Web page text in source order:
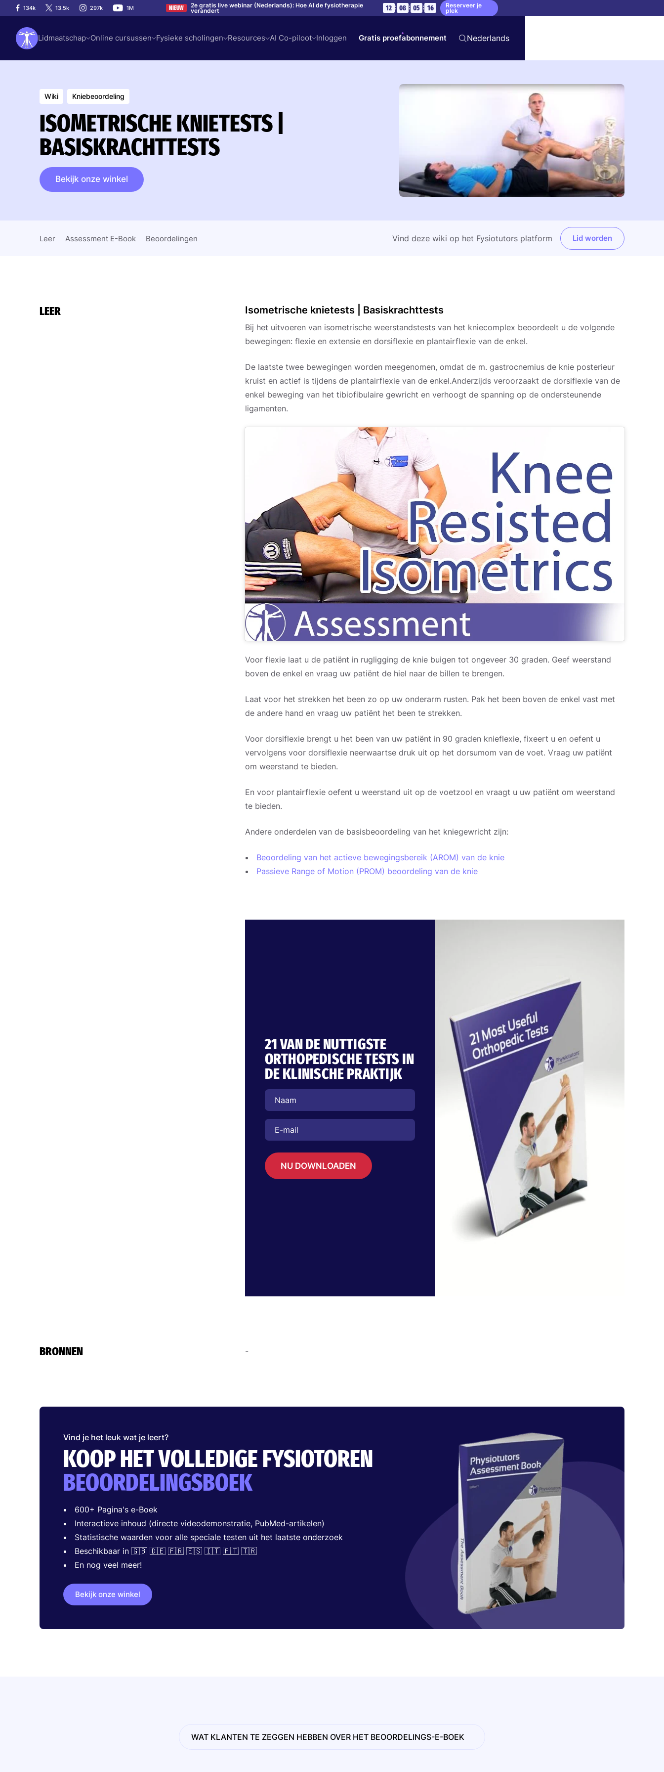
134k 13.5k 297k 1M NIEUW 2e gratis live webinar (Nederlands): Hoe AI de fysiotherapie
verandert 12 : 08 : 05 : 15 Reserveer je
plek
Lidmaatschap Online cursussen Fysieke scholingen Resources AI Co-piloot Inloggen Gratis proefabonnement Nederlands
Wiki Kniebeoordeling
ISOMETRISCHE KNIETESTS |
BASISKRACHTTESTS
Bekijk onze winkel
Leer Assessment E-Book Beoordelingen Vind deze wiki op het Fysiotutors platform Lid worden
LEER Isometrische knietests | Basiskrachttests
Bij het uitvoeren van isometrische weerstandstests van het kniecomplex beoordeelt u de volgende
bewegingen: flexie en extensie en dorsiflexie en plantairflexie van de enkel.
De laatste twee bewegingen worden meegenomen, omdat de m. gastrocnemius de knie posterieur
kruist en actief is tijdens de plantairflexie van de enkel.Anderzijds veroorzaakt de dorsiflexie van de
enkel beweging van het tibiofibulaire gewricht en verhoogt de spanning op de ondersteunende
ligamenten.
Voor flexie laat u de patiënt in rugligging de knie buigen tot ongeveer 30 graden. Geef weerstand
boven de enkel en vraag uw patiënt de hiel naar de billen te brengen.
Laat voor het strekken het been zo op uw onderarm rusten. Pak het been boven de enkel vast met
de andere hand en vraag uw patiënt het been te strekken.
Voor dorsiflexie brengt u het been van uw patiënt in 90 graden knieflexie, fixeert u en oefent u
vervolgens voor dorsiflexie neerwaartse druk uit op het dorsumom van de voet. Vraag uw patiënt
om weerstand te bieden.
En voor plantairflexie oefent u weerstand uit op de voetzool en vraagt u uw patiënt om weerstand
te bieden.
Andere onderdelen van de basisbeoordeling van het kniegewricht zijn:
Beoordeling van het actieve bewegingsbereik (AROM) van de knie
Passieve Range of Motion (PROM) beoordeling van de knie
21 VAN DE NUTTIGSTE
ORTHOPEDISCHE TESTS IN
DE KLINISCHE PRAKTIJK
NU DOWNLOADEN
BRONNEN -
Vind je het leuk wat je leert?
KOOP HET VOLLEDIGE FYSIOTOREN
BEOORDELINGSBOEK
600+ Pagina's e-Boek
Interactieve inhoud (directe videodemonstratie, PubMed-artikelen)
Statistische waarden voor alle speciale testen uit het laatste onderzoek
Beschikbaar in 🇬🇧 🇩🇪 🇫🇷 🇪🇸 🇮🇹 🇵🇹 🇹🇷
En nog veel meer!
Bekijk onze winkel
WAT KLANTEN TE ZEGGEN HEBBEN OVER HET BEOORDELINGS-E-BOEK